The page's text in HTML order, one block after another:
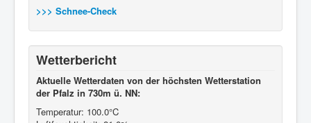
>>> Schnee-Check
Wetterbericht
Aktuelle Wetterdaten von der höchsten Wetterstation
der Pfalz in 730m ü. NN:
Temperatur: 100.0°C